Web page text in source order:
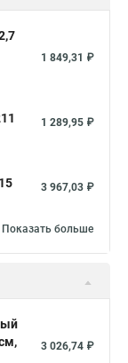
1 849,31 ₽
1 289,95 ₽
3 967,03 ₽
Показать больше
3 026,74 ₽